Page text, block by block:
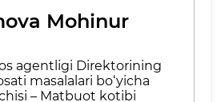
Mohinur
agentligi Direktorining
masalalari bo‘yicha
– Matbuot kotibi